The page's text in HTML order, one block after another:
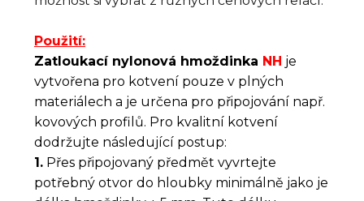
Použití:
Zatloukací nylonová hmoždinka NH je
vytvořena pro kotvení pouze v plných
materiálech a je určena pro připojování např.
kovových profilů. Pro kvalitní kotvení
dodržujte následující postup:
1. Přes připojovaný předmět vyvrtejte
potřebný otvor do hloubky minimálně jako je